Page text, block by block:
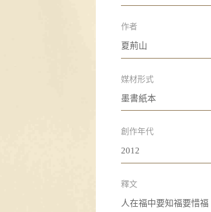
作者
夏荊山
媒材形式
墨書紙本
創作年代
2012
釋文
人在福中要知福要惜